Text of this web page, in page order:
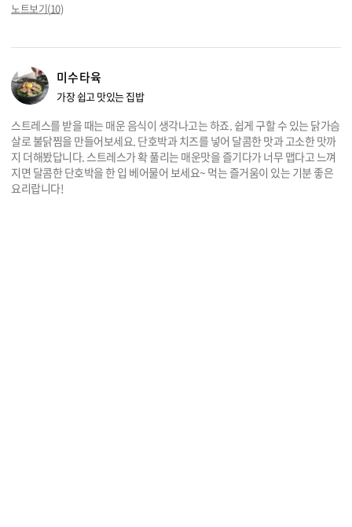
노트보기(10)
미수타육
가장 쉽고 맛있는 집밥
스트레스를 받을 때는 매운 음식이 생각나고는 하죠. 쉽게 구할 수 있는 닭가슴
살로 불닭찜을 만들어보세요. 단호박과 치즈를 넣어 달콤한 맛과 고소한 맛까
지 더해봤답니다. 스트레스가 확 풀리는 매운맛을 즐기다가 너무 맵다고 느껴
지면 달콤한 단호박을 한 입 베어물어 보세요~ 먹는 즐거움이 있는 기분 좋은
요리랍니다!